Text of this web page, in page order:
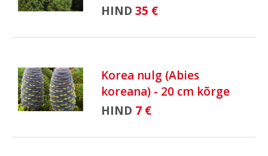
HIND 35 €
Korea nulg (Abies
koreana) - 20 cm kõrge
HIND 7 €